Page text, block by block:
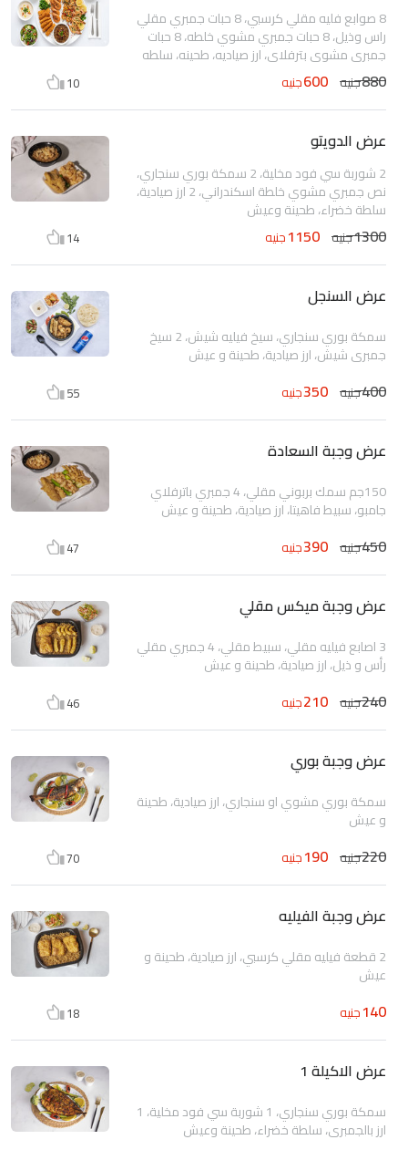
8 صوابع فليه مقلي كرسبي، 8 حبات جمبري مقلي
راس وذيل، 8 حبات جمبري مشوي خلطه، 8 حبات
جمبري مشوي بترفلاي، ارز صياديه، طحينه، سلطه
خضراء، عيش
880جنيه 600جنيه 10
عرض الدويتو
2 شوربة سي فود مخلية، 2 سمكة بوري سنجاري،
نص جمبري مشوي خلطة اسكندراني، 2 ارز صيادية،
سلطة خضراء، طحينة وعيش
1300جنيه 1150جنيه 14
عرض السنجل
سمكة بوري سنجاري، سيخ فيليه شيش، 2 سيخ
جمبري شيش، ارز صيادية، طحينة و عيش
400جنيه 350جنيه 55
عرض وجبة السعادة
150جم سمك بربوني مقلي، 4 جمبري باترفلاي
جامبو، سبيط فاهيتا، ارز صيادية، طحينة و عيش
450جنيه 390جنيه 47
عرض وجبة ميكس مقلي
3 اصابع فيليه مقلي، سبيط مقلي، 4 جمبري مقلي
رأس و ذيل، ارز صيادية، طحينة و عيش
240جنيه 210جنيه 46
عرض وجبة بوري
سمكة بوري مشوي او سنجاري، ارز صيادية، طحينة
و عيش
220جنيه 190جنيه 70
عرض وجبة الفيليه
2 قطعة فيليه مقلي كرسبي، ارز صيادية، طحينة و
عيش
140جنيه 18
عرض الاكيلة 1
سمكة بوري سنجاري، 1 شوربة سي فود مخلية، 1
ارز بالجمبري، سلطة خضراء، طحينة وعيش